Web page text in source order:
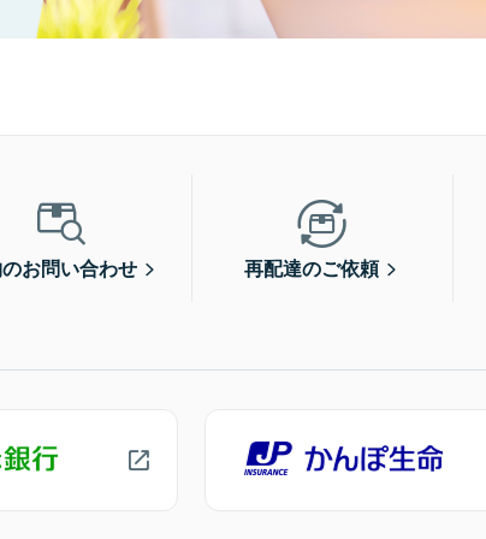
お問い合わせ 再配達のご依頼